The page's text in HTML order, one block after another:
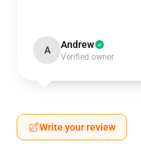
A Andrew
Verified owner
Write your review